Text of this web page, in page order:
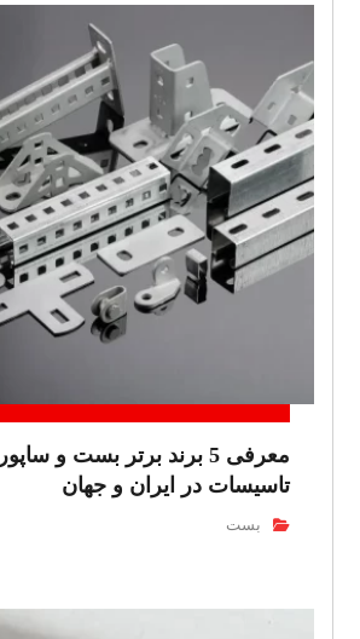
معرفی 5 برند برتر بست و
تاسیسات در ایران و جهان
بست